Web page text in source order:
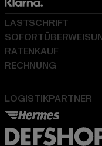
LOGISTIKPARTNER
LASTSCHRIFT
RATENKAUF
RECHNUNG